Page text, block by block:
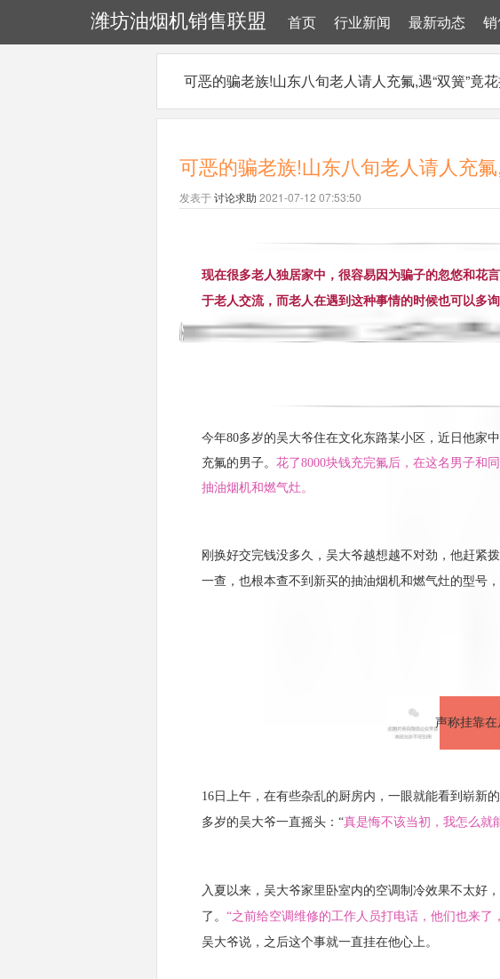
潍坊油烟机销售联盟 首页 行业新闻 最新动态 销
可恶的骗老族!山东八旬老人请人充氟,遇“双簧”竟
可恶的骗老族!山东八旬老人请人充
发表于讨论求助 2021-07-12 07:53:50
现在很多老人独居家中，很容易因为骗子的忽悠和花
于老人交流，而老人在遇到这种事情的时候也可以多
今年80多岁的吴大爷住在文化东路某小区，近日他家
充氟的男子。花了8000块钱充完氟后，在这名男子和
抽油烟机和燃气灶。
刚换好交完钱没多久，吴大爷越想越不对劲，他赶紧
一查，也根本查不到新买的抽油烟机和燃气灶的型号
声称挂靠在
16日上午，在有些杂乱的厨房内，一眼就能看到崭新
多岁的吴大爷一直摇头：“真是悔不该当初，我怎么就
入夏以来，吴大爷家里卧室内的空调制冷效果不太好
了。“之前给空调维修的工作人员打电话，他们也来
吴大爷说，之后这个事就一直挂在他心上。